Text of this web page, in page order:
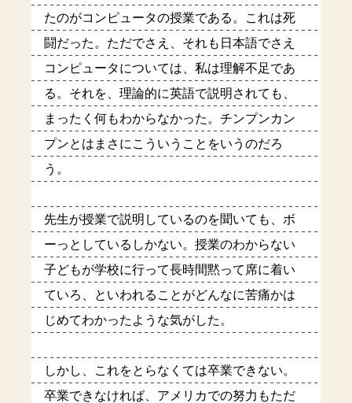
たのがコンピュータの授業である。これは死
闘だった。ただでさえ、それも日本語でさえ
コンピュータについては、私は理解不足であ
る。それを、理論的に英語で説明されても、
まったく何もわからなかった。チンプンカン
プンとはまさにこういうことをいうのだろ
う。
先生が授業で説明しているのを聞いても、ボ
ーっとしているしかない。授業のわからない
子どもが学校に行って長時間黙って席に着い
ていろ、といわれることがどんなに苦痛かは
じめてわかったような気がした。
しかし、これをとらなくては卒業できない。
卒業できなければ、アメリカでの努力もただ